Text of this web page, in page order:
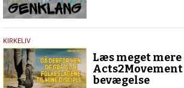
15.
maj
2026
KIRKELIV
Læs meget mere
Acts2Movement
bevægelse